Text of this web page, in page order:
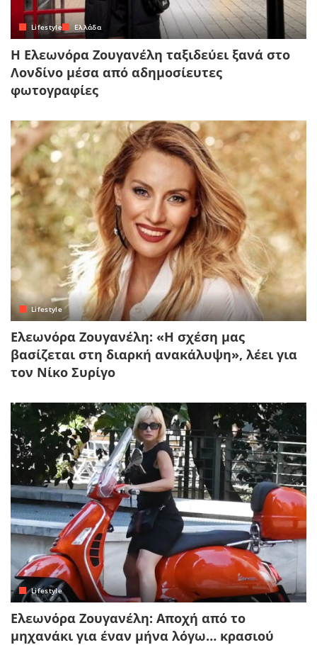
Lifestyle Ελλάδα
Η Ελεωνόρα Ζουγανέλη ταξιδεύει ξανά στο
Λονδίνο μέσα από αδημοσίευτες
φωτογραφίες
Lifestyle
Ελεωνόρα Ζουγανέλη: «Η σχέση μας
βασίζεται στη διαρκή ανακάλυψη», λέει για
τον Νίκο Συρίγο
Lifestyle
Ελεωνόρα Ζουγανέλη: Αποχή από το
μηχανάκι για έναν μήνα λόγω… κρασιού